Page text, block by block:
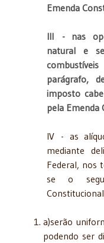
Emenda
III - nas
natural e
parágrafo,
imposto
pela Emenda
IV - as
mediante
Federal, nos
se o
a)serão
podendo ser